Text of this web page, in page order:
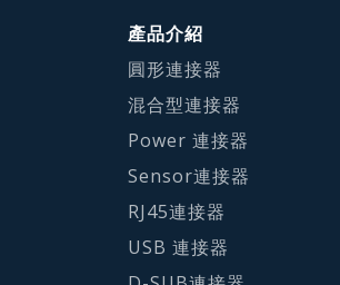
產品介紹
圓形連接器
混合型連接器
Power 連接器
Sensor連接器
RJ45連接器
USB 連接器